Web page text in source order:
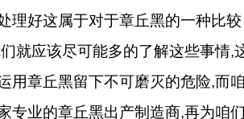
理好这属于对于章丘黑的一种比较
就应该尽可能多的了解这些事情,
用章丘黑留下不可磨灭的危险,而咱
专业的章丘黑出产制造商,再为咱们